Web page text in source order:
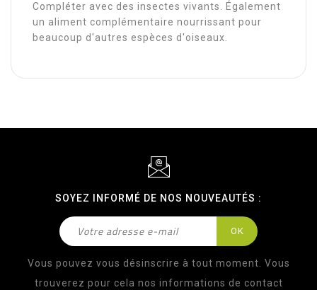
Compléter avec des insectes vivants. Également
un aliment complémentaire nourrissant pour
beaucoup d'autres espèces d'oiseaux.
SOYEZ INFORMÉ DE NOS NOUVEAUTÉS :
Vous pouvez vous désinscrire à tout moment. Vous
trouverez pour cela nos informations de contact